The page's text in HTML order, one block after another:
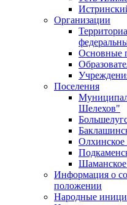
Организации
Основные
Поселения
Шелехов"
Олхинское
Шаманское
Информация о
положении
Народные